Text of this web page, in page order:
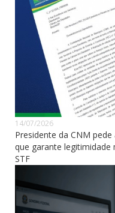
14/07/2026
Presidente da CNM
que garante legitimidade
STF